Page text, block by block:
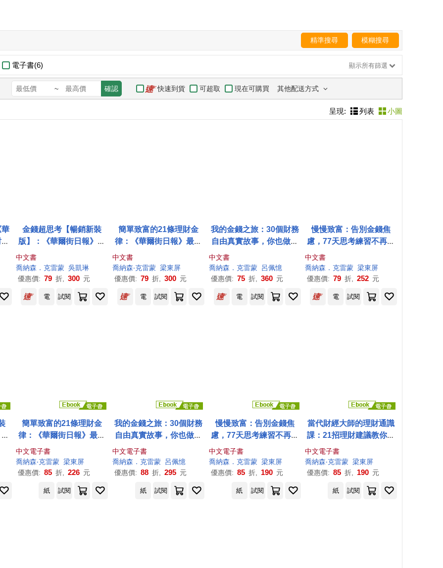
精準搜尋 模糊搜尋
電子書(6) 顯示所有篩選
~ 確認 快速到貨 可超取 現在可購買 其他配送方式
呈現: 列表 小圖
金錢超思考【暢銷新裝
版】：《華爾街日報》最
受歡迎財經作家，25道創
造財富的關鍵思考，教你
晉升有錢人!
中文書
喬納森 ． 克雷蒙 吳凱琳
優惠價: 79 折, 300 元
簡單致富的21條理財金
律：《華爾街日報》最受
歡迎財經作家的全方位財
富規畫指南
中文書
喬納森‧克雷蒙 梁東屏
優惠價: 79 折, 300 元
我的金錢之旅：30個財務
自由真實故事，你也做得
中文書
喬納森 ． 克雷蒙 呂佩憶
優惠價: 75 折, 360 元
慢慢致富：告別金錢焦
慮，77天思考練習不再害
怕負債、低薪、沒工作，
打造財務幸福循環
中文書
喬納森 ． 克雷蒙 梁東屏
優惠價: 79 折, 252 元
電 試閱 電 試閱 電 試閱 電 試閱
簡單致富的21條理財金
律：《華爾街日報》最受
歡迎財經作家的全方位財
富規畫指南 (電子書)
中文電子書
喬納森‧克雷蒙 梁東屏
優惠價: 85 折, 226 元
我的金錢之旅：30個財務
自由真實故事，你也做得
到 (電子書)
中文電子書
喬納森 ． 克雷蒙 呂佩憶
優惠價: 88 折, 295 元
慢慢致富：告別金錢焦
慮，77天思考練習不再害
怕負債、低薪、沒工作，
打造財務幸福循環 (電子
書)
中文電子書
喬納森 ． 克雷蒙 梁東屏
優惠價: 85 折, 190 元
當代財經大師的理財通識
課：21招理財建議教你過
上一個不缺錢的人生 (電子
書)
中文電子書
喬納森‧克雷蒙 梁東屏
優惠價: 85 折, 190 元
紙 試閱 紙 試閱 紙 試閱 紙 試閱